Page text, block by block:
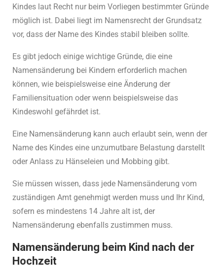
Kindes laut Recht nur beim Vorliegen bestimmter Gründe
möglich ist. Dabei liegt im Namensrecht der Grundsatz
vor, dass der Name des Kindes stabil bleiben sollte.
Es gibt jedoch einige wichtige Gründe, die eine
Namensänderung bei Kindern erforderlich machen
können, wie beispielsweise eine Änderung der
Familiensituation oder wenn beispielsweise das
Kindeswohl gefährdet ist.
Eine Namensänderung kann auch erlaubt sein, wenn der
Name des Kindes eine unzumutbare Belastung darstellt
oder Anlass zu Hänseleien und Mobbing gibt.
Sie müssen wissen, dass jede Namensänderung vom
zuständigen Amt genehmigt werden muss und Ihr Kind,
sofern es mindestens 14 Jahre alt ist, der
Namensänderung ebenfalls zustimmen muss.
Namensänderung beim Kind nach der
Hochzeit